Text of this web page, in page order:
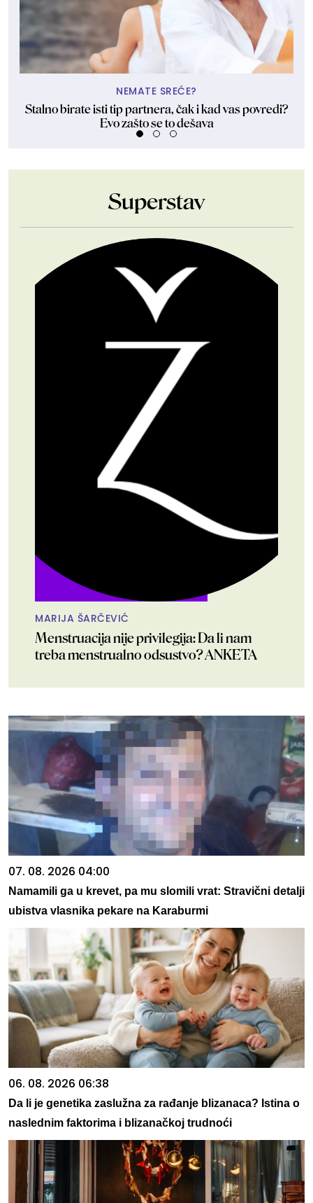
NEMATE SREĆE?
Stalno birate isti tip partnera, čak i kad vas povredi?
Evo zašto se to dešava
Superstav
MARIJA ŠARČEVIĆ
Menstruacija nije privilegija: Da li nam
treba menstrualno odsustvo? ANKETA
07. 08. 2026 04:00
Namamili ga u krevet, pa mu slomili vrat: Stravični detalji
ubistva vlasnika pekare na Karaburmi
06. 08. 2026 06:38
Da li je genetika zaslužna za rađanje blizanaca? Istina o
naslednim faktorima i blizanačkoj trudnoći